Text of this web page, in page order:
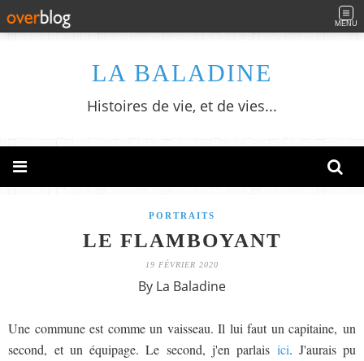
MENU
LA BALADINE
Histoires de vie, et de vies...
PORTRAITS
LE FLAMBOYANT
19 FÉVRIER 2020
By La Baladine
Une commune est comme un vaisseau. Il lui faut un capitaine, un
second, et un équipage. Le second, j'en parlais ici. J'aurais pu